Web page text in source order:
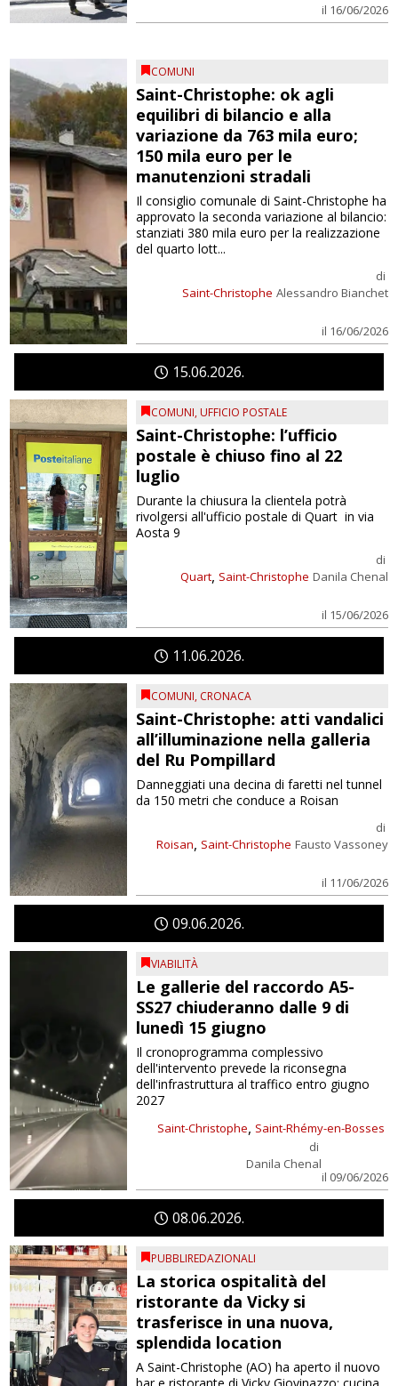
il 16/06/2026
COMUNI
Saint-Christophe: ok agli
equilibri di bilancio e alla
variazione da 763 mila euro;
150 mila euro per le
manutenzioni stradali
Saint-Christophe
di
Alessandro Bianchet
il 16/06/2026
Il consiglio comunale di Saint-Christophe ha
approvato la seconda variazione al bilancio:
stanziati 380 mila euro per la realizzazione
del quarto lott...
1506 2026
COMUNI, UFFICIO POSTALE
Saint-Christophe: l’ufficio
postale è chiuso fino al 22
luglio
Quart, Saint-Christophe
di
Danila Chenal
il 15/06/2026
Durante la chiusura la clientela potrà
rivolgersi all'ufficio postale di Quart in via
Aosta 9
11 06 2026
COMUNI, CRONACA
Saint-Christophe: atti vandalici
all’illuminazione nella galleria
del Ru Pompillard
Roisan, Saint-Christophe
di
Fausto Vassoney
il 11/06/2026
Danneggiati una decina di faretti nel tunnel
da 150 metri che conduce a Roisan
0906 2026
VIABILITÀ
Le gallerie del raccordo A5-
SS27 chiuderanno dalle 9 di
lunedì 15 giugno
Saint-Christophe, Saint-Rhémy-en-Bosses
di
Danila Chenal
il 09/06/2026
Il cronoprogramma complessivo
dell'intervento prevede la riconsegna
dell'infrastruttura al traffico entro giugno
2027
0806 2026
PUBBLIREDAZIONALI
La storica ospitalità del
ristorante da Vicky si
trasferisce in una nuova,
splendida location
A Saint-Christophe (AO) ha aperto il nuovo